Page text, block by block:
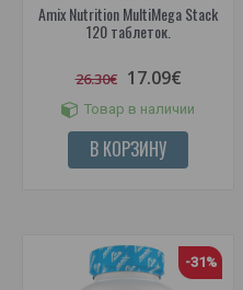
Amix Nutrition MultiMega Stack
120 таблеток.
26.30€ 17.09€
Товар в наличии
В КОРЗИНУ
-31%